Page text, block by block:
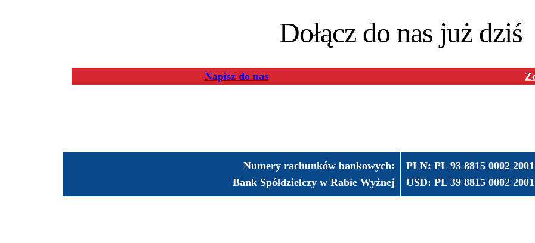
Dołącz do nas już dziś
Napisz do nas
Numery rachunków bankowych:
Bank Spółdzielczy w Rabie Wyżnej
PLN: PL 93 8815 0002
USD: PL 39 8815 0002